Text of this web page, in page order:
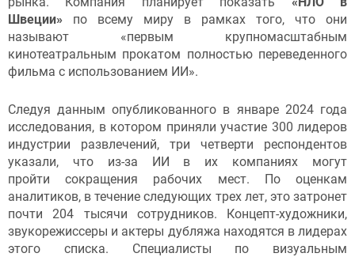
Швеции» по всему миру в рамках того, что они
называют «первым крупномасштабным
кинотеатральным прокатом полностью переведенного
фильма с использованием ИИ».
Следуя данным опубликованного в январе 2024 года
исследования, в котором приняли участие 300 лидеров
индустрии развлечений, три четверти респондентов
указали, что из-за ИИ в их компаниях могут
пройти сокращения рабочих мест. По оценкам
аналитиков, в течение следующих трех лет, это затронет
почти 204 тысячи сотрудников. Концепт-художники,
звукорежиссеры и актеры дубляжа находятся в лидерах
этого списка. Специалисты по визуальным